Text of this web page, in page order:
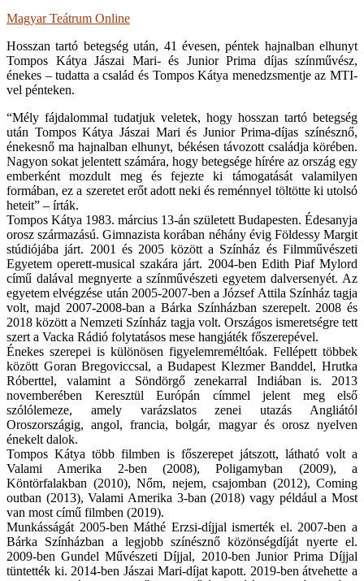
Magyar Teátrum Online
Hosszan tartó betegség után, 41 évesen, péntek hajnalban elhunyt
Tompos Kátya Jászai Mari- és Junior Prima díjas színművész,
énekes – tudatta a család és Tompos Kátya menedzsmentje az MTI-
vel pénteken.
“Mély fájdalommal tudatjuk veletek, hogy hosszan tartó betegség
után Tompos Kátya Jászai Mari és Junior Prima-díjas színésznő,
énekesnő ma hajnalban elhunyt, békésen távozott családja körében.
Nagyon sokat jelentett számára, hogy betegsége hírére az ország egy
emberként mozdult meg és fejezte ki támogatását valamilyen
formában, ez a szeretet erőt adott neki és reménnyel töltötte ki utolsó
heteit” – írták.
Tompos Kátya 1983. március 13-án született Budapesten. Édesanyja
orosz származású. Gimnazista korában néhány évig Földessy Margit
stúdiójába járt. 2001 és 2005 között a Színház és Filmművészeti
Egyetem operett-musical szakára járt. 2004-ben Edith Piaf Mylord
című dalával megnyerte a színművészeti egyetem dalversenyét. Az
egyetem elvégzése után 2005-2007-ben a József Attila Színház tagja
volt, majd 2007-2008-ban a Bárka Színházban szerepelt. 2008 és
2018 között a Nemzeti Színház tagja volt. Országos ismeretségre tett
szert a Vacka Rádió folytatásos mese hangjáték főszerepével.
Énekes szerepei is különösen figyelemreméltóak. Fellépett többek
között Goran Bregoviccsal, a Budapest Klezmer Banddel, Hrutka
Róberttel, valamint a Söndörgő zenekarral Indiában is. 2013
novemberében Keresztül Európán címmel jelent meg első
szólólemeze, amely varázslatos zenei utazás Angliától
Oroszországig, angol, francia, bolgár, magyar és orosz nyelven
énekelt dalok.
Tompos Kátya több filmben is főszerepet játszott, látható volt a
Valami Amerika 2-ben (2008), Poligamyban (2009), a
Köntörfalakban (2010), Nőm, nejem, csajomban (2012), Coming
outban (2013), Valami Amerika 3-ban (2018) vagy például a Most
van most című filmben (2019).
Munkásságát 2005-ben Máthé Erzsi-díjjal ismerték el. 2007-ben a
Bárka Színházban a legjobb színésznő közönségdíját nyerte el.
2009-ben Gundel Művészeti Díjjal, 2010-ben Junior Prima Díjjal
tüntették ki. 2014-ben Jászai Mari-díjat kapott. 2019-ben átvehette a